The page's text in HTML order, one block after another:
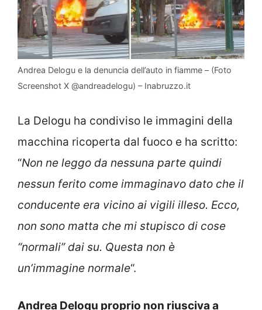
Andrea Delogu e la denuncia dell’auto in fiamme – (Foto
Screenshot X @andreadelogu) – Inabruzzo.it
La Delogu ha condiviso le immagini della
macchina ricoperta dal fuoco e ha scritto:
“Non ne leggo da nessuna parte quindi
nessun ferito come immaginavo dato che il
conducente era vicino ai vigili illeso. Ecco,
non sono matta che mi stupisco di cose
“normali” dai su. Questa non è
un’immagine normale“.
Andrea Delogu proprio non riusciva a